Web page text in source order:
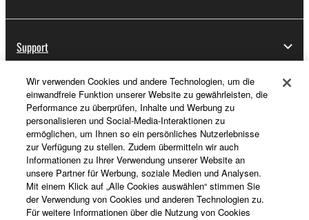
Support
Registrierung von „Yamaha Music ID“
Über Yamaha
Deutschland - German
Wir verwenden Cookies und andere Technologien, um die
einwandfreie Funktion unserer Website zu gewährleisten, die
Performance zu überprüfen, Inhalte und Werbung zu
personalisieren und Social-Media-Interaktionen zu
ermöglichen, um Ihnen so ein persönliches Nutzerlebnisse
zur Verfügung zu stellen. Zudem übermitteln wir auch
Informationen zu Ihrer Verwendung unserer Website an
unsere Partner für Werbung, soziale Medien und Analysen.
Mit einem Klick auf „Alle Cookies auswählen“ stimmen Sie
der Verwendung von Cookies und anderen Technologien zu.
Für weitere Informationen über die Nutzung von Cookies